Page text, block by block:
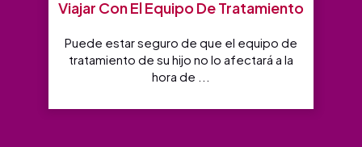
Viajar Con El Equipo De Tratamiento
Puede estar seguro de que el equipo de
tratamiento de su hijo no lo afectará a la
hora de ...